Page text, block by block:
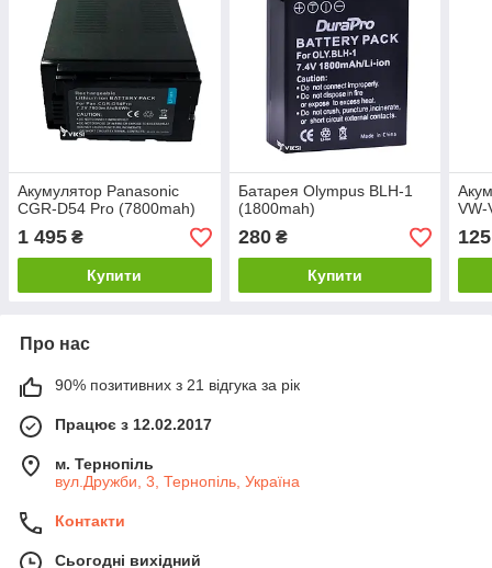
Акумулятор Panasonic
CGR-D54 Pro (7800mah)
1 495 ₴
Купити
Батарея Olympus BLH-1
(1800mah)
280₴
Купити
VW-
125
Про нас
90% позитивних з 21 відгука за рік
Працює з 12.02.2017
м. Тернопіль
вул.Дружби, 3, Тернопіль, Україна
Контакти
Сьогодні вихідний